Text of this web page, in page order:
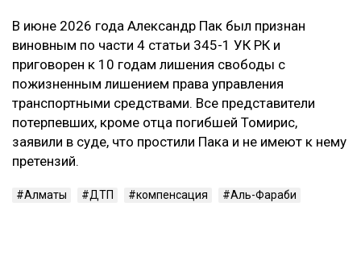
В июне 2026 года Александр Пак был признан
виновным по части 4 статьи 345-1 УК РК и
приговорен к 10 годам лишения свободы с
пожизненным лишением права управления
транспортными средствами. Все представители
потерпевших, кроме отца погибшей Томирис,
заявили в суде, что простили Пака и не имеют к нему
претензий.
Алматы ДТП компенсация Аль-Фараби